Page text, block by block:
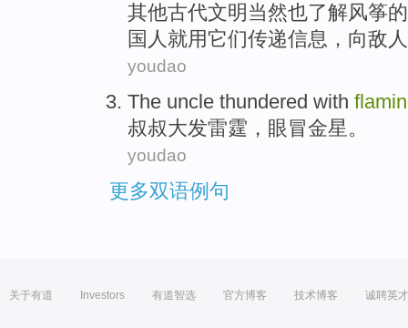
其他古代文明 当然也了解风筝
国人就用它们传递信息 ， 向敌人
youdao
The uncle thundered with
叔叔大发雷霆， 眼冒金星。
youdao
更多双语例句
关于有道 Investors 有道智选 官方博客 技术博客 诚聘英才